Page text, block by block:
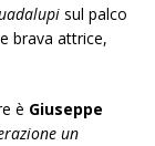
sul palco
brava attrice,
è Giuseppe
un